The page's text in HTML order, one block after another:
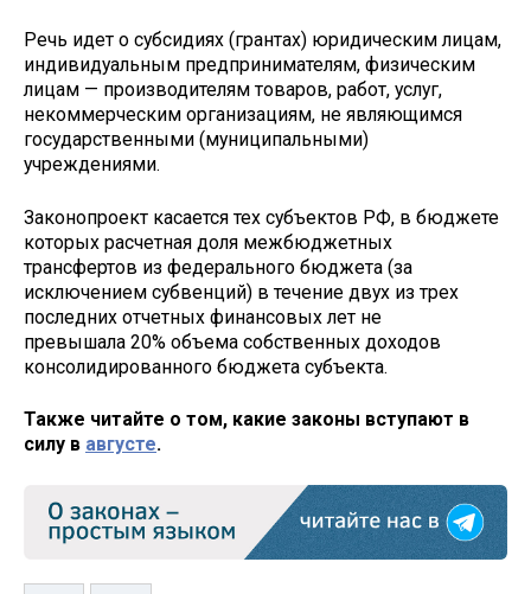
Речь идет о субсидиях (грантах) юридическим лицам,
индивидуальным предпринимателям, физическим
лицам — производителям товаров, работ, услуг,
некоммерческим организациям, не являющимся
государственными (муниципальными)
учреждениями.
Законопроект касается тех субъектов РФ, в бюджете
которых расчетная доля межбюджетных
трансфертов из федерального бюджета (за
исключением субвенций) в течение двух из трех
последних отчетных финансовых лет не
превышала 20% объема собственных доходов
консолидированного бюджета субъекта.
Также читайте о том, какие законы вступают в
силу в августе.